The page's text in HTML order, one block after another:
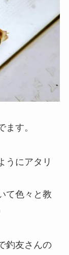
す。
うにアタリ
て色々と教
釣友さんの